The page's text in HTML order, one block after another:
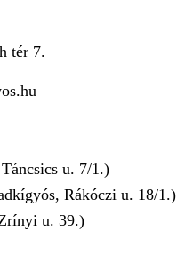
tér 7.
u. 7/1.)
Rákóczi u. 18/1.)
u. 39.)